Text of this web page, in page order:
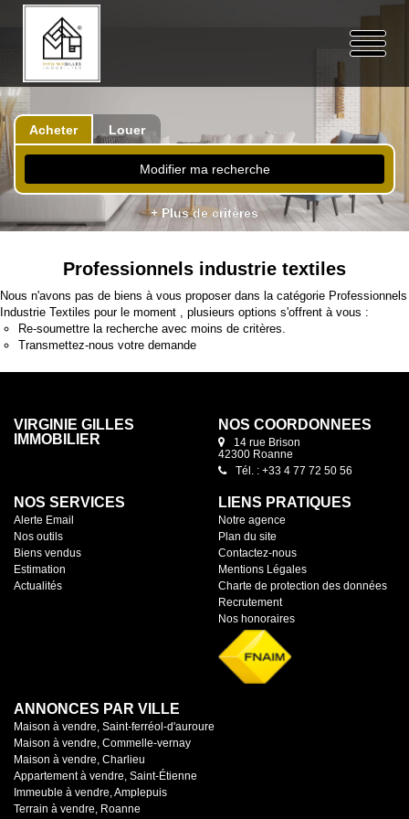
Acheter Louer
Modifier ma recherche
+ Plus de critères
Professionnels industrie textiles
Nous n'avons pas de biens à vous proposer dans la catégorie Professionnels
Industrie Textiles pour le moment , plusieurs options s'offrent à vous :
Re-soumettre la recherche avec moins de critères.
Transmettez-nous votre demande
VIRGINIE GILLES
IMMOBILIER
NOS COORDONNÉES
14 rue Brison
42300 Roanne
Tél. : +33 4 77 72 50 56
NOS SERVICES
Alerte Email
Nos outils
Biens vendus
Estimation
Actualités
LIENS PRATIQUES
Notre agence
Plan du site
Contactez-nous
Mentions Légales
Charte de protection des données
Recrutement
Nos honoraires
ANNONCES PAR VILLE
Maison à vendre, Saint-ferréol-d'auroure
Maison à vendre, Commelle-vernay
Maison à vendre, Charlieu
Appartement à vendre, Saint-Étienne
Immeuble à vendre, Amplepuis
Terrain à vendre, Roanne